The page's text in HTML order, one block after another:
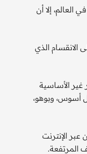
العالم، إلا أن
الـ40 في المائة"، في إشارة إلى الانقسام الذي
المتكرر للمتاجر غير الأساسية
مثل أسوس، وبوهو،
الإنترنت
المرتفعة.